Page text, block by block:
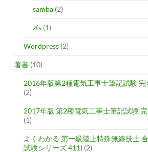
samba (2)
zfs (1)
Wordpress (2)
著書 (10)
2016年版第2種電気工事士筆記試験
(2)
2017年版 第2種電気工事士筆記試験
(1)
よくわかる 第一級陸上特殊無線技士
試験シリーズ 411) (2)